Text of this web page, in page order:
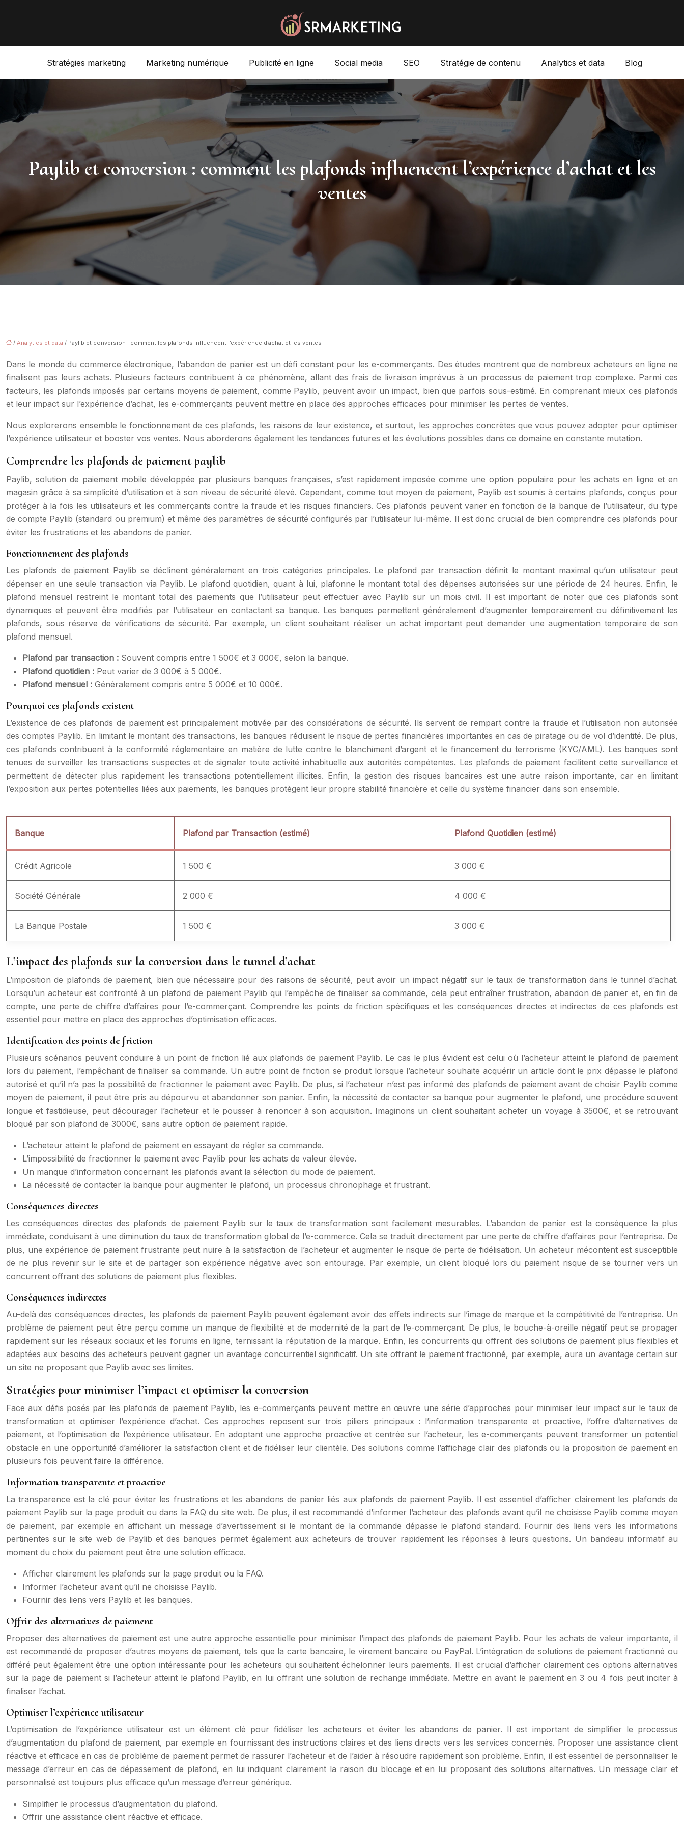
Stratégies marketing Marketing numérique Publicité en ligne Social media SEO Stratégie de contenu Analytics et data Blog
Paylib et conversion : comment les plafonds influencent l’expérience d’achat et les
ventes
/ Analytics et data / Paylib et conversion : comment les plafonds influencent l’expérience d’achat et les ventes
Dans le monde du commerce électronique, l’abandon de panier est un défi constant pour les e-commerçants. Des études montrent que de nombreux acheteurs en ligne ne
finalisent pas leurs achats. Plusieurs facteurs contribuent à ce phénomène, allant des frais de livraison imprévus à un processus de paiement trop complexe. Parmi ces
facteurs, les plafonds imposés par certains moyens de paiement, comme Paylib, peuvent avoir un impact, bien que parfois sous-estimé. En comprenant mieux ces plafonds
et leur impact sur l’expérience d’achat, les e-commerçants peuvent mettre en place des approches efficaces pour minimiser les pertes de ventes.
Nous explorerons ensemble le fonctionnement de ces plafonds, les raisons de leur existence, et surtout, les approches concrètes que vous pouvez adopter pour optimiser
l’expérience utilisateur et booster vos ventes. Nous aborderons également les tendances futures et les évolutions possibles dans ce domaine en constante mutation.
Comprendre les plafonds de paiement paylib
Paylib, solution de paiement mobile développée par plusieurs banques françaises, s’est rapidement imposée comme une option populaire pour les achats en ligne et en
magasin grâce à sa simplicité d’utilisation et à son niveau de sécurité élevé. Cependant, comme tout moyen de paiement, Paylib est soumis à certains plafonds, conçus pour
protéger à la fois les utilisateurs et les commerçants contre la fraude et les risques financiers. Ces plafonds peuvent varier en fonction de la banque de l’utilisateur, du type
de compte Paylib (standard ou premium) et même des paramètres de sécurité configurés par l’utilisateur lui-même. Il est donc crucial de bien comprendre ces plafonds pour
éviter les frustrations et les abandons de panier.
Fonctionnement des plafonds
Les plafonds de paiement Paylib se déclinent généralement en trois catégories principales. Le plafond par transaction définit le montant maximal qu’un utilisateur peut
dépenser en une seule transaction via Paylib. Le plafond quotidien, quant à lui, plafonne le montant total des dépenses autorisées sur une période de 24 heures. Enfin, le
plafond mensuel restreint le montant total des paiements que l’utilisateur peut effectuer avec Paylib sur un mois civil. Il est important de noter que ces plafonds sont
dynamiques et peuvent être modifiés par l’utilisateur en contactant sa banque. Les banques permettent généralement d’augmenter temporairement ou définitivement les
plafonds, sous réserve de vérifications de sécurité. Par exemple, un client souhaitant réaliser un achat important peut demander une augmentation temporaire de son
plafond mensuel.
Plafond par transaction : Souvent compris entre 1 500€ et 3 000€, selon la banque.
Plafond quotidien : Peut varier de 3 000€ à 5 000€.
Plafond mensuel : Généralement compris entre 5 000€ et 10 000€.
Pourquoi ces plafonds existent
L’existence de ces plafonds de paiement est principalement motivée par des considérations de sécurité. Ils servent de rempart contre la fraude et l’utilisation non autorisée
des comptes Paylib. En limitant le montant des transactions, les banques réduisent le risque de pertes financières importantes en cas de piratage ou de vol d’identité. De plus,
ces plafonds contribuent à la conformité réglementaire en matière de lutte contre le blanchiment d’argent et le financement du terrorisme (KYC/AML). Les banques sont
tenues de surveiller les transactions suspectes et de signaler toute activité inhabituelle aux autorités compétentes. Les plafonds de paiement facilitent cette surveillance et
permettent de détecter plus rapidement les transactions potentiellement illicites. Enfin, la gestion des risques bancaires est une autre raison importante, car en limitant
l’exposition aux pertes potentielles liées aux paiements, les banques protègent leur propre stabilité financière et celle du système financier dans son ensemble.
Banque Plafond par Transaction (estimé) Plafond Quotidien (estimé)
Crédit Agricole 1 500 € 3 000 €
Société Générale 2 000 € 4 000 €
La Banque Postale 1 500 € 3 000 €
L’impact des plafonds sur la conversion dans le tunnel d’achat
L’imposition de plafonds de paiement, bien que nécessaire pour des raisons de sécurité, peut avoir un impact négatif sur le taux de transformation dans le tunnel d’achat.
Lorsqu’un acheteur est confronté à un plafond de paiement Paylib qui l’empêche de finaliser sa commande, cela peut entraîner frustration, abandon de panier et, en fin de
compte, une perte de chiffre d’affaires pour l’e-commerçant. Comprendre les points de friction spécifiques et les conséquences directes et indirectes de ces plafonds est
essentiel pour mettre en place des approches d’optimisation efficaces.
Identification des points de friction
Plusieurs scénarios peuvent conduire à un point de friction lié aux plafonds de paiement Paylib. Le cas le plus évident est celui où l’acheteur atteint le plafond de paiement
lors du paiement, l’empêchant de finaliser sa commande. Un autre point de friction se produit lorsque l’acheteur souhaite acquérir un article dont le prix dépasse le plafond
autorisé et qu’il n’a pas la possibilité de fractionner le paiement avec Paylib. De plus, si l’acheteur n’est pas informé des plafonds de paiement avant de choisir Paylib comme
moyen de paiement, il peut être pris au dépourvu et abandonner son panier. Enfin, la nécessité de contacter sa banque pour augmenter le plafond, une procédure souvent
longue et fastidieuse, peut décourager l’acheteur et le pousser à renoncer à son acquisition. Imaginons un client souhaitant acheter un voyage à 3500€, et se retrouvant
bloqué par son plafond de 3000€, sans autre option de paiement rapide.
L’acheteur atteint le plafond de paiement en essayant de régler sa commande.
L’impossibilité de fractionner le paiement avec Paylib pour les achats de valeur élevée.
Un manque d’information concernant les plafonds avant la sélection du mode de paiement.
La nécessité de contacter la banque pour augmenter le plafond, un processus chronophage et frustrant.
Conséquences directes
Les conséquences directes des plafonds de paiement Paylib sur le taux de transformation sont facilement mesurables. L’abandon de panier est la conséquence la plus
immédiate, conduisant à une diminution du taux de transformation global de l’e-commerce. Cela se traduit directement par une perte de chiffre d’affaires pour l’entreprise. De
plus, une expérience de paiement frustrante peut nuire à la satisfaction de l’acheteur et augmenter le risque de perte de fidélisation. Un acheteur mécontent est susceptible
de ne plus revenir sur le site et de partager son expérience négative avec son entourage. Par exemple, un client bloqué lors du paiement risque de se tourner vers un
concurrent offrant des solutions de paiement plus flexibles.
Conséquences indirectes
Au-delà des conséquences directes, les plafonds de paiement Paylib peuvent également avoir des effets indirects sur l’image de marque et la compétitivité de l’entreprise. Un
problème de paiement peut être perçu comme un manque de flexibilité et de modernité de la part de l’e-commerçant. De plus, le bouche-à-oreille négatif peut se propager
rapidement sur les réseaux sociaux et les forums en ligne, ternissant la réputation de la marque. Enfin, les concurrents qui offrent des solutions de paiement plus flexibles et
adaptées aux besoins des acheteurs peuvent gagner un avantage concurrentiel significatif. Un site offrant le paiement fractionné, par exemple, aura un avantage certain sur
un site ne proposant que Paylib avec ses limites.
Stratégies pour minimiser l’impact et optimiser la conversion
Face aux défis posés par les plafonds de paiement Paylib, les e-commerçants peuvent mettre en œuvre une série d’approches pour minimiser leur impact sur le taux de
transformation et optimiser l’expérience d’achat. Ces approches reposent sur trois piliers principaux : l’information transparente et proactive, l’offre d’alternatives de
paiement, et l’optimisation de l’expérience utilisateur. En adoptant une approche proactive et centrée sur l’acheteur, les e-commerçants peuvent transformer un potentiel
obstacle en une opportunité d’améliorer la satisfaction client et de fidéliser leur clientèle. Des solutions comme l’affichage clair des plafonds ou la proposition de paiement en
plusieurs fois peuvent faire la différence.
Information transparente et proactive
La transparence est la clé pour éviter les frustrations et les abandons de panier liés aux plafonds de paiement Paylib. Il est essentiel d’afficher clairement les plafonds de
paiement Paylib sur la page produit ou dans la FAQ du site web. De plus, il est recommandé d’informer l’acheteur des plafonds avant qu’il ne choisisse Paylib comme moyen
de paiement, par exemple en affichant un message d’avertissement si le montant de la commande dépasse le plafond standard. Fournir des liens vers les informations
pertinentes sur le site web de Paylib et des banques permet également aux acheteurs de trouver rapidement les réponses à leurs questions. Un bandeau informatif au
moment du choix du paiement peut être une solution efficace.
Afficher clairement les plafonds sur la page produit ou la FAQ.
Informer l’acheteur avant qu’il ne choisisse Paylib.
Fournir des liens vers Paylib et les banques.
Offrir des alternatives de paiement
Proposer des alternatives de paiement est une autre approche essentielle pour minimiser l’impact des plafonds de paiement Paylib. Pour les achats de valeur importante, il
est recommandé de proposer d’autres moyens de paiement, tels que la carte bancaire, le virement bancaire ou PayPal. L’intégration de solutions de paiement fractionné ou
différé peut également être une option intéressante pour les acheteurs qui souhaitent échelonner leurs paiements. Il est crucial d’afficher clairement ces options alternatives
sur la page de paiement si l’acheteur atteint le plafond Paylib, en lui offrant une solution de rechange immédiate. Mettre en avant le paiement en 3 ou 4 fois peut inciter à
finaliser l’achat.
Optimiser l’expérience utilisateur
L’optimisation de l’expérience utilisateur est un élément clé pour fidéliser les acheteurs et éviter les abandons de panier. Il est important de simplifier le processus
d’augmentation du plafond de paiement, par exemple en fournissant des instructions claires et des liens directs vers les services concernés. Proposer une assistance client
réactive et efficace en cas de problème de paiement permet de rassurer l’acheteur et de l’aider à résoudre rapidement son problème. Enfin, il est essentiel de personnaliser le
message d’erreur en cas de dépassement de plafond, en lui indiquant clairement la raison du blocage et en lui proposant des solutions alternatives. Un message clair et
personnalisé est toujours plus efficace qu’un message d’erreur générique.
Simplifier le processus d’augmentation du plafond.
Offrir une assistance client réactive et efficace.